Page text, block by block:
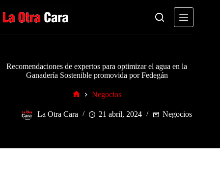
al
contenido
Recomendaciones de expertos para optimizar el agua en la
Ganadería Sostenible promovida por Fedegán
Negocios
La Otra Cara 21 abril, 2024 Negocios